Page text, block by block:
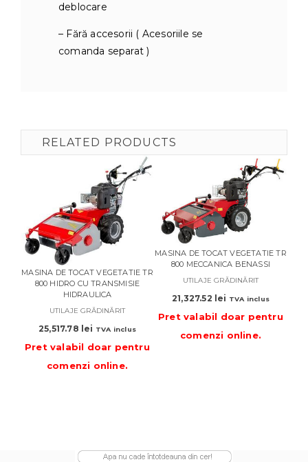
deblocare
– Fără accesorii ( Acesoriile se
comanda separat )
RELATED PRODUCTS
MASINA DE TOCAT VEGETATIE TR
800 HIDRO CU TRANSMISIE
HIDRAULICA
UTILAJE GRĂDINĂRIT
25,517.78 lei TVA inclus
Pret valabil doar pentru
comenzi online.
MASINA DE TOCAT VEGETATIE TR
800 MECCANICA BENASSI
UTILAJE GRĂDINĂRIT
21,327.52 lei TVA inclus
Pret valabil doar pentru
comenzi online.